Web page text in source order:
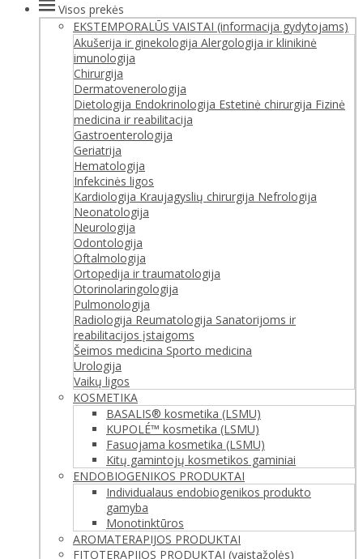
Visos prekės
EKSTEMPORALŪS VAISTAI (informacija gydytojams)
Akušerija ir ginekologija Alergologija ir klinikinė
imunologija
Chirurgija
Dermatovenerologija
Dietologija Endokrinologija Estetinė chirurgija Fizinė
medicina ir reabilitacija
Gastroenterologija
Geriatrija
Hematologija
Infekcinės ligos
Kardiologija Kraujagyslių chirurgija Nefrologija
Neonatologija
Neurologija
Odontologija
Oftalmologija
Ortopedija ir traumatologija
Otorinolaringologija
Pulmonologija
Radiologija Reumatologija Sanatorijoms ir
reabilitacijos įstaigoms
Šeimos medicina Sporto medicina
Urologija
Vaikų ligos
KOSMETIKA
BASALIS® kosmetika (LSMU)
KUPOLÉ™ kosmetika (LSMU)
Fasuojama kosmetika (LSMU)
Kitų gamintojų kosmetikos gaminiai
ENDOBIOGENIKOS PRODUKTAI
Individualaus endobiogenikos produkto
gamyba
Monotinktūros
AROMATERAPIJOS PRODUKTAI
FITOTERAPIJOS PRODUKTAI (vaistažolės)